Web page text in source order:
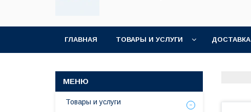
ГЛАВНАЯ ТОВАРЫ И УСЛУГИ ДОСТАВКА
Товары и услуги